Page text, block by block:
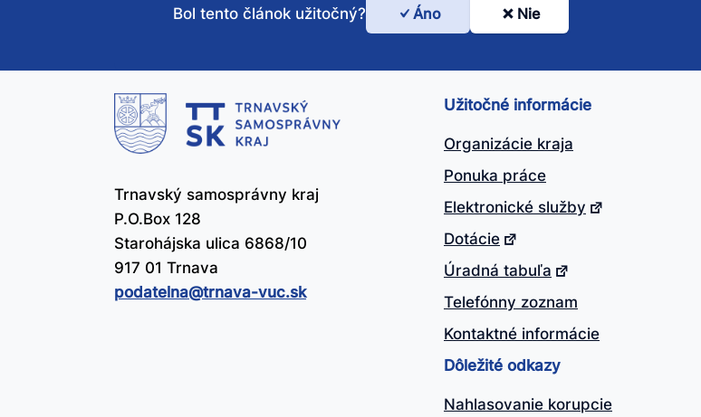
Bol
tento
článok
užitočný?
Bol tento článok užitočný? Áno Nie
Trnavský samosprávny kraj
P.O.Box 128
Starohájska ulica 6868/10
917 01 Trnava
podatelna@​trnava-vuc.sk
Užitočné informácie
Organizácie kraja
Ponuka práce
Elektronické služby
Dotácie
Úradná tabuľa
Telefónny zoznam
Kontaktné informácie
Dôležité odkazy
Nahlasovanie korupcie